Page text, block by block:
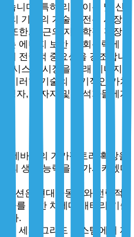
습니다. 특히 리튬 이온 및 신
리 기술의 기술 발전은 시장
. 또한, 최근의 지정학적 긴장
는 에너지 보안 및 회복력에
의 전략적 중요성을 강조합니
시스템 시장을 미래 에너지
이러한 기술의 장기적인 가치
정자, 투자자 및 분석가들에게
네바다의 기가팩토리 확장을
의 생산 능력을 증가시키겠다
루션은 현대자동차와 전략적
차를 위한 차세대 배터리 기술
다.
전 세계 그리드 시스템에서 재